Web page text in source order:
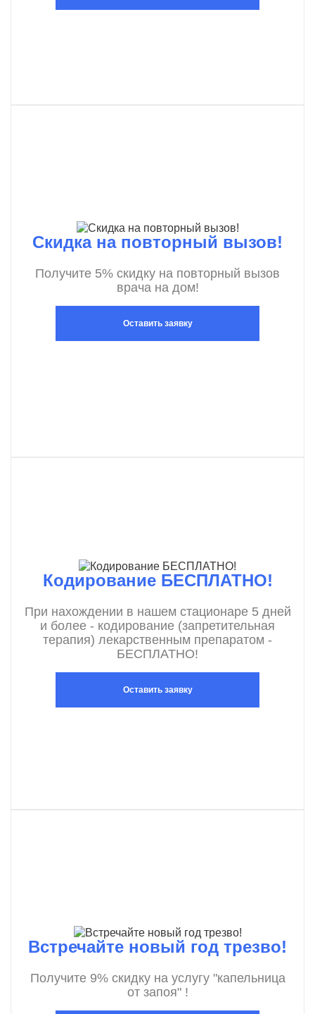
Скидка на повторный вызов!
Получите 5% скидку на повторный вызов
врача на дом!
Оставить заявку
Кодирование БЕСПЛАТНО!
При нахождении в нашем стационаре 5 дней
и более - кодирование (запретительная
терапия) лекарственным препаратом -
БЕСПЛАТНО!
Оставить заявку
Встречайте новый год трезво!
Получите 9% скидку на услугу "капельница
от запоя" !